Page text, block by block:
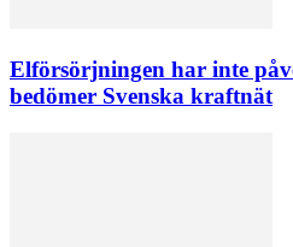
Elförsörjningen har inte
bedömer Svenska kraftnät